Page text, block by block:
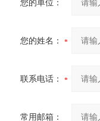
您的单位：
您的姓名：
联系电话：
常用邮箱：